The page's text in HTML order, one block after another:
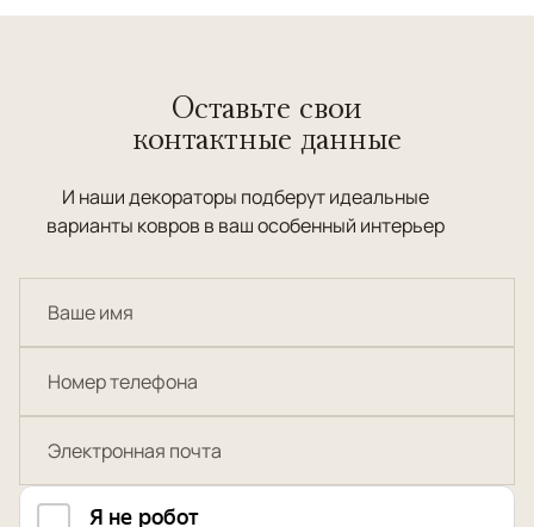
Оставьте свои
контактные данные
И наши декораторы подберут идеальные
варианты ковров в ваш особенный интерьер